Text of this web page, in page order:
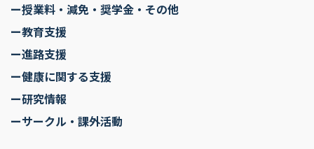
ー授業料・減免・奨学金・その他
ー教育支援
ー進路支援
ー健康に関する支援
ー研究情報
ーサークル・課外活動